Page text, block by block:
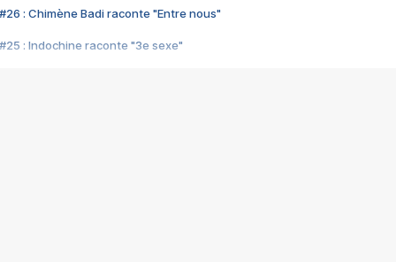
#26 : Chimène Badi raconte "Entre nous"
#25 : Indochine raconte "3e sexe"